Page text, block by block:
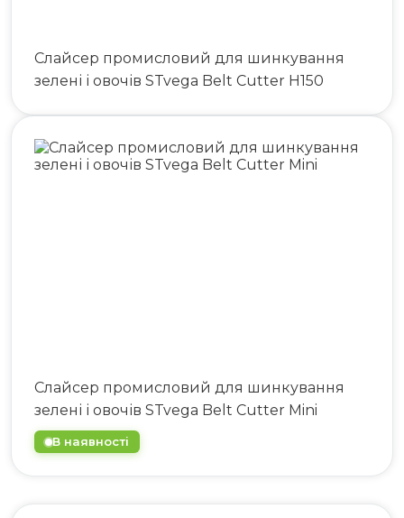
Слайсер промисловий для шинкування
зелені і овочів STvega Belt Cutter H150
Слайсер промисловий для шинкування
зелені і овочів STvega Belt Cutter Mini
В наявності